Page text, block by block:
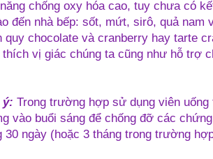
chống oxy hóa cao, tuy chưa có
đến nhà bếp: sốt, mứt, sirô, quả nam
quy chocolate và cranberry hay tarte
vị giác chúng ta cũng như hỗ trợ
ý: Trong trường hợp sử dụng viên
vào buổi sáng để chống đỡ các
30 ngày (hoặc 3 tháng trong trường